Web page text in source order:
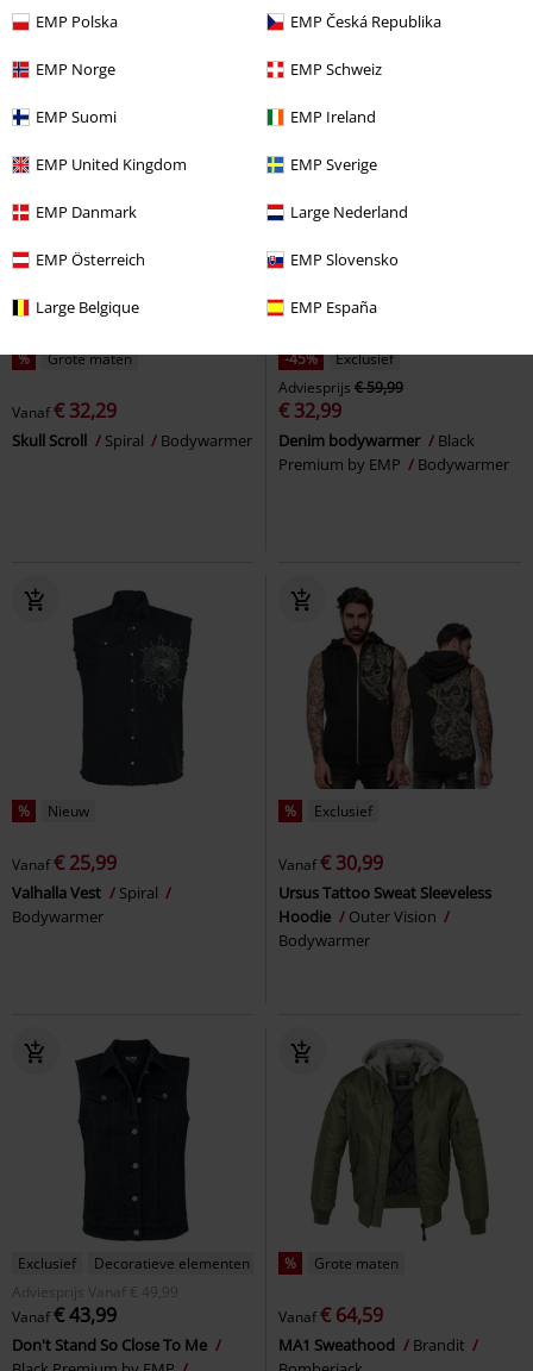
EMP Polska EMP Česká Republika
EMP Norge EMP Schweiz
EMP Suomi EMP Ireland
EMP United Kingdom EMP Sverige
EMP Danmark Large Nederland
EMP Österreich EMP Slovensko
Large Belgique EMP España
Forplay Bodywarmer Bodywarmer
% Grote maten
Vanaf€ 32,29
Skull Scroll Spiral Bodywarmer
-45%
Exclusief
Adviesprijs € 59,99
€ 32,99
Denim bodywarmer
Black
Premium by EMP
Bodywarmer
% Nieuw
Vanaf€ 25,99
Valhalla Vest
Spiral
Bodywarmer
% Exclusief
Vanaf€ 30,99
Ursus Tattoo Sweat Sleeveless
Hoodie
Outer Vision
Bodywarmer
Exclusief
Decoratieve elementen
Adviesprijs
Vanaf € 49,99
Vanaf€ 43,99
Don't Stand So Close To Me
% Grote maten
Vanaf€ 64,59
MA1 Sweathood
Brandit